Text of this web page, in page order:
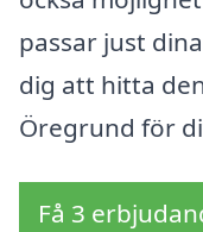
passar just
dig att hitta
Öregrund för
Få 3